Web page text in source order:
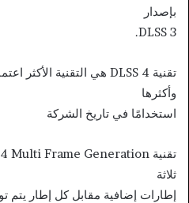
بإصدار
DLSS 3.
وأكثرها
استخدامًا في تاريخ الشركة
ثلاثة
إطارات إضافية مقابل كل إطار يتم